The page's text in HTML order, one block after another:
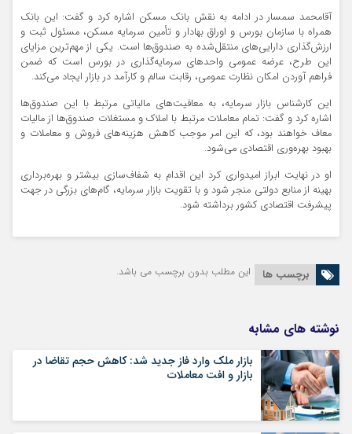
آقامحمد سمسار در ادامه به نقش بانک مسکن اشاره کرد و گفت: این بانک
همراه با سازمان بورس و اوراق بهادار و تأمین سرمایه مسکن، مسئول ثبت و
ارزش‌گذاری دارایی‌های منتقل‌شده به صندوق‌ها است. یکی از مهم‌ترین مزایای
این طرح، عرضه عمومی واحدهای سرمایه‌گذاری در بورس است که ضمن
فراهم آوردن امکان نظارت عمومی، رقابت سالم و کارآمد در بازار ایجاد می‌کند.
این کارشناس بازار سرمایه، به معافیت‌های مالیاتی مرتبط با این صندوق‌ها
اشاره کرد و گفت: تمام معاملات مرتبط با املاک و مستغلات صندوق‌ها از مالیات
معاف خواهند بود، که این امر موجب کاهش هزینه‌های فروش و معاملات و
بهبود بهره‌وری اقتصادی می‌شود.
او در نهایت ابراز امیدواری کرد این اقدام به شفاف‌سازی بیشتر و بهره‌برداری
بهینه از منابع دولتی منجر شود و با تقویت بازار سرمایه، گام‌های بزرگی در جهت
پیشرفت اقتصادی کشور برداشته شود.
برچسب ها این مطلب بدون برچسب می باشد.
نوشته های مشابه
بازار ملک وارد فاز جدید شد: کاهش حجم تقاضا در
بازار و افت معاملات